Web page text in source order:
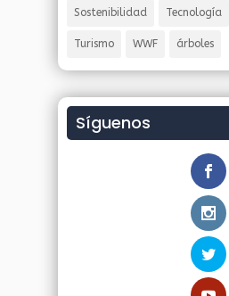
Sostenibilidad Tecnología
Turismo WWF árboles
Síguenos